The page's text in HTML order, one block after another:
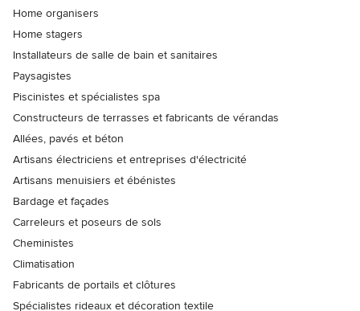
Home organisers
Home stagers
Installateurs de salle de bain et sanitaires
Paysagistes
Piscinistes et spécialistes spa
Constructeurs de terrasses et fabricants de vérandas
Allées, pavés et béton
Artisans électriciens et entreprises d'électricité
Artisans menuisiers et ébénistes
Bardage et façades
Carreleurs et poseurs de sols
Cheministes
Climatisation
Fabricants de portails et clôtures
Spécialistes rideaux et décoration textile